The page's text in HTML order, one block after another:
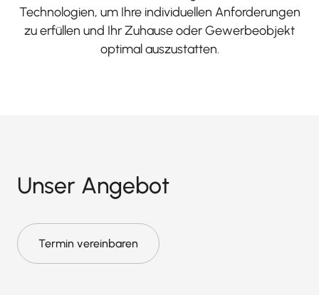
Technologien, um Ihre individuellen Anforderungen
zu erfüllen und Ihr Zuhause oder Gewerbeobjekt
optimal auszustatten.
Unser Angebot
Termin vereinbaren